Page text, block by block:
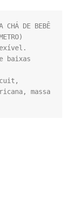
CHÁ DE BEBÊ
baixas
massa